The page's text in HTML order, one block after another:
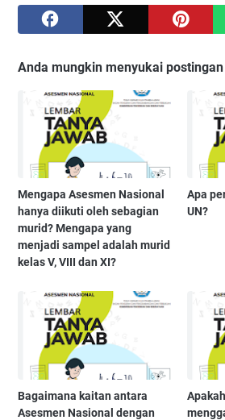
Anda mungkin menyukai
Mengapa Asesmen Nasional
hanya diikuti oleh sebagian
murid? Mengapa yang
menjadi sampel adalah murid
kelas V, VIII dan XI?
Apa
UN?
Bagaimana kaitan antara
Asesmen Nasional dengan